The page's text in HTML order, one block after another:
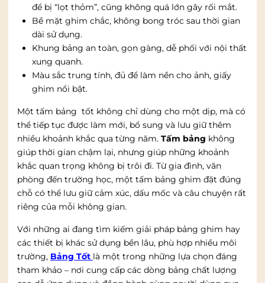
để bị “lọt thỏm”, cũng không quá lớn gây rối mắt.
Bề mặt ghim chắc, không bong tróc sau thời gian
dài sử dụng.
Khung bảng an toàn, gọn gàng, dễ phối với nội thất
xung quanh.
Màu sắc trung tính, đủ để làm nền cho ảnh, giấy
ghim nổi bật.
Một tấm bảng tốt không chỉ dùng cho một dịp, mà có
thể tiếp tục được làm mới, bổ sung và lưu giữ thêm
nhiều khoảnh khắc qua từng năm. Tấm bảng không
giúp thời gian chậm lại, nhưng giúp những khoảnh
khắc quan trọng không bị trôi đi. Từ gia đình, văn
phòng đến trường học, một tấm bảng ghim đặt đúng
chỗ có thể lưu giữ cảm xúc, dấu mốc và câu chuyện rất
riêng của mỗi không gian.
Với những ai đang tìm kiếm giải pháp bảng ghim hay
các thiết bị khác sử dụng bền lâu, phù hợp nhiều môi
trường, Bảng Tốt là một trong những lựa chọn đáng
tham khảo – nơi cung cấp các dòng bảng chất lượng